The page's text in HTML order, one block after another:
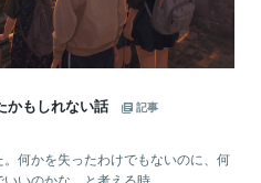
かもしれない話
記事
何かを失ったわけでもないのに、何
いのかな、と考える時...